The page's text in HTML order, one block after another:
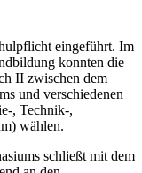
eingeführt. Im
konnten die
II zwischen dem
und verschiedenen
, Technik-,
wählen.
schließt mit dem